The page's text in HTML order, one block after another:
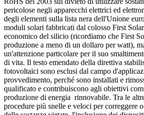
pericolose negli apparecchi elettrici ed
degli elementi sulla lista nera dell'Unione
moduli solari fabbricati dal colosso First
economico del silicio (ricordiamo che First
produzione a meno di un dollaro per watt),
un'attenzione particolare per il suo
di vita. Il testo emendato della direttiva
fotovoltaici sono esclusi dal campo
provvedimento, perché sono installati e
qualificato e contribuiscono agli obiettivi
produzione di energia rinnovabile. Tra le
procedure più snelle e veloci per correggere